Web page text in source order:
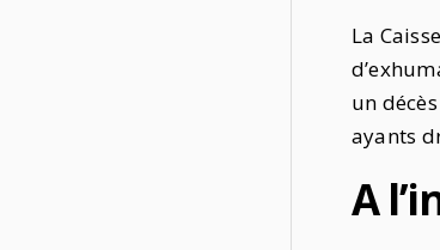
La
un
ayants
A